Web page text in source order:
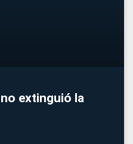
extinguió la